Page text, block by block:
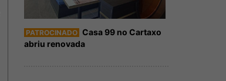
PATROCINADO Casa 99 no Cartaxo
abriu renovada